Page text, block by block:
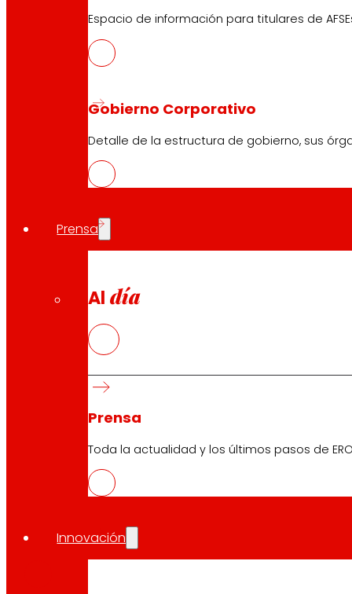
Espacio de información para titulares de
Gobierno Corporativo
Detalle de la estructura de gobierno, sus
Prensa
Al día
Prensa
Toda la actualidad y los últimos pasos de
Innovación
CAS